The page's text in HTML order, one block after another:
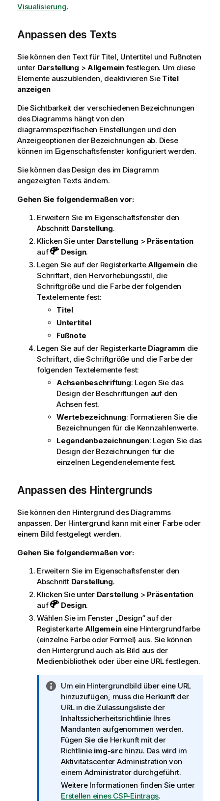
Visualisierung.
Anpassen des Texts
Sie können den Text für Titel, Untertitel und Fußnoten
unter Darstellung > Allgemeinfestlegen. Um diese
Elemente auszublenden, deaktivieren Sie Titel
anzeigen
Die Sichtbarkeit der verschiedenen Bezeichnungen
des Diagramms hängt von den
diagrammspezifischen Einstellungen und den
Anzeigeoptionen der Bezeichnungen ab. Diese
können im Eigenschaftsfenster konfiguriert werden.
Sie können das Design des im Diagramm
angezeigten Texts ändern.
Gehen Sie folgendermaßen vor:
Erweitern Sie im Eigenschaftsfenster den
Abschnitt Darstellung.
Klicken Sie unter Darstellung > Präsentation
auf
Design.
Legen Sie auf der RegisterkarteAllgemeindie
Schriftart, den Hervorhebungsstil, die
Schriftgröße und die Farbe der folgenden
Textelemente fest:
Titel
Untertitel
Fußnote
Legen Sie auf der Registerkarte Diagramm die
Schriftart, die Schriftgröße und die Farbe der
folgenden Textelemente fest:
Achsenbeschriftung: Legen Sie das
Design der Beschriftungen auf den
Achsen fest.
Wertebezeichnung: Formatieren Sie die
Bezeichnungen für die Kennzahlenwerte.
Legendenbezeichnungen: Legen Sie das
Design der Bezeichnungen für die
einzelnen Legendenelemente fest.
Anpassen des Hintergrunds
Sie können den Hintergrund des Diagramms
anpassen. Der Hintergrund kann mit einer Farbe oder
einem Bild festgelegt werden.
Gehen Sie folgendermaßen vor:
Erweitern Sie im Eigenschaftsfenster den
Abschnitt Darstellung.
Klicken Sie unter Darstellung > Präsentation
auf
Design.
Wählen Sie im Fenster „Design“ auf der
Registerkarte Allgemeineine Hintergrundfarbe
(einzelne Farbe oder Formel) aus. Sie können
den Hintergrund auch als Bild aus der
Medienbibliothek oder über eine URL festlegen.
I
n
f
o
r
m
a
t
i
o
n
Um ein Hintergrundbild über eine URL
hinzuzufügen, muss die Herkunft der
URL in die Zulassungsliste der
Inhaltssicherheitsrichtlinie Ihres
Mandanten aufgenommen werden.
Fügen Sie die Herkunft mit der
Richtlinie img-srchinzu. Das wird im
Aktivitätscenter Administration von
einem Administrator durchgeführt.
Weitere Informationen finden Sie unter
Erstellen eines CSP-Eintrags.